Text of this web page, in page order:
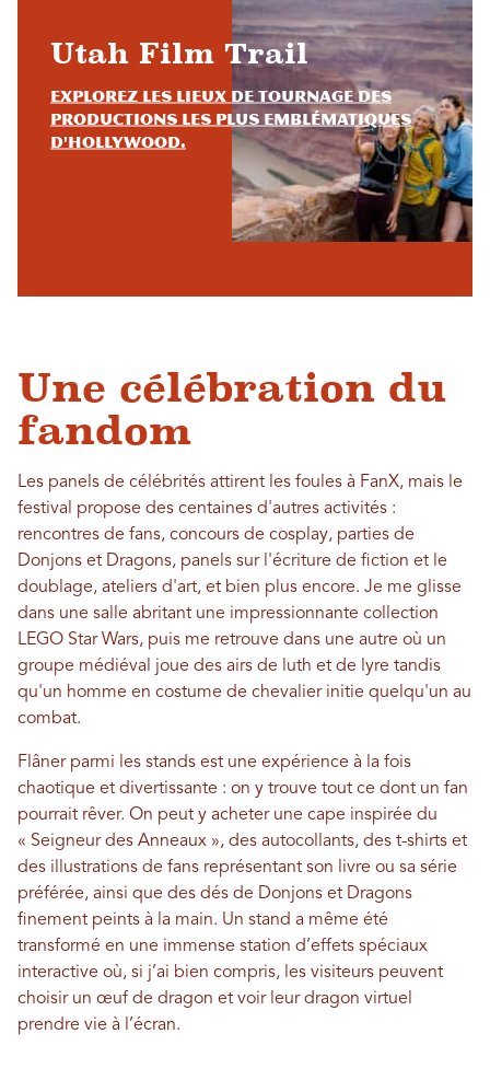
Utah Film Trail
Explorez les lieux de tournage des
productions les plus emblématiques
d'Hollywood.
Une célébration du
fandom
Les panels de célébrités attirent les foules à FanX, mais le
festival propose des centaines d'autres activités :
rencontres de fans, concours de cosplay, parties de
Donjons et Dragons, panels sur l'écriture de fiction et le
doublage, ateliers d'art, et bien plus encore. Je me glisse
dans une salle abritant une impressionnante collection
LEGO Star Wars, puis me retrouve dans une autre où un
groupe médiéval joue des airs de luth et de lyre tandis
qu'un homme en costume de chevalier initie quelqu'un au
combat.
Flâner parmi les stands est une expérience à la fois
chaotique et divertissante : on y trouve tout ce dont un fan
pourrait rêver. On peut y acheter une cape inspirée du
« Seigneur des Anneaux », des autocollants, des t-shirts et
des illustrations de fans représentant son livre ou sa série
préférée, ainsi que des dés de Donjons et Dragons
finement peints à la main. Un stand a même été
transformé en une immense station d’effets spéciaux
interactive où, si j’ai bien compris, les visiteurs peuvent
choisir un œuf de dragon et voir leur dragon virtuel
prendre vie à l’écran.